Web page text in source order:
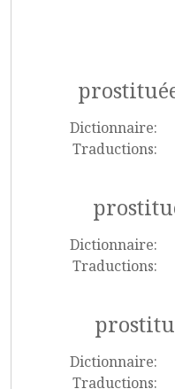
Dictionnaire:
Traductions:
Dictionnaire:
Traductions:
Dictionnaire:
Traductions: